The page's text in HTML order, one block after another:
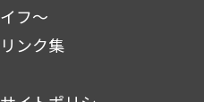
イフ～
リンク集